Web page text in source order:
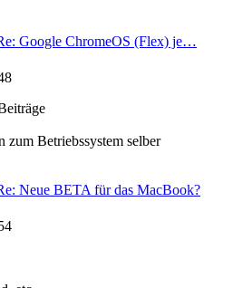
Google ChromeOS (Flex) je…
zum Betriebssystem selber
Neue BETA für das MacBook?